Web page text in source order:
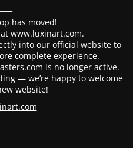
has moved!
www.luxinart.com.
into our official website to
complete experience.
is no longer active.
— we’re happy to welcome
website!